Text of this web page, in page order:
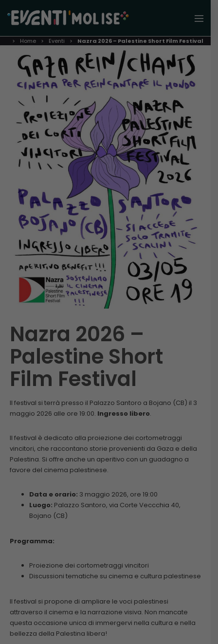
Home Eventi Nazra 2026 – Palestine Short Film Festival
Nazra 2026 –
Palestine Short
Film Festival
Il festival si terrà presso il Palazzo Santoro a Bojano (CB) il 3
maggio 2026 alle ore 19:00. Ingresso libero.
Il festival è dedicato alla proiezione dei cortometraggi
vincitori, che raccontano storie provenienti da Gaza e della
Palestina. Si offre anche un aperitivo con un guadagno a
favore del cinema palestinese.
Data e orario: 3 maggio 2026, ore 19:00
Luogo: Palazzo Santoro, via Corte Veccchia 40,
Bojano (CB)
Programma:
Proiezione dei cortometraggi vincitori
Discussioni tematiche su cinema e cultura palestinese
Il festival si propone di ampliare le voci palestinesi
attraverso il cinema e la narrazione visiva. Non mancate
questa occasione unica di immergervi nella cultura e nella
bellezza della Palestina libera!